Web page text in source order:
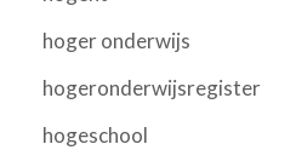
hoger onderwijs
hogeronderwijsregister
hogeschool